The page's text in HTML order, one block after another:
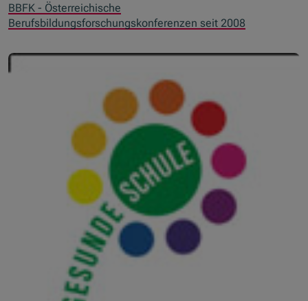
BBFK - Österreichische
Berufsbildungsforschungskonferenzen seit 2008